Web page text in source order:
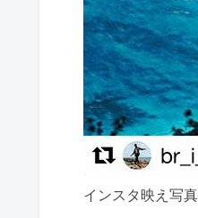
インスタ映え写